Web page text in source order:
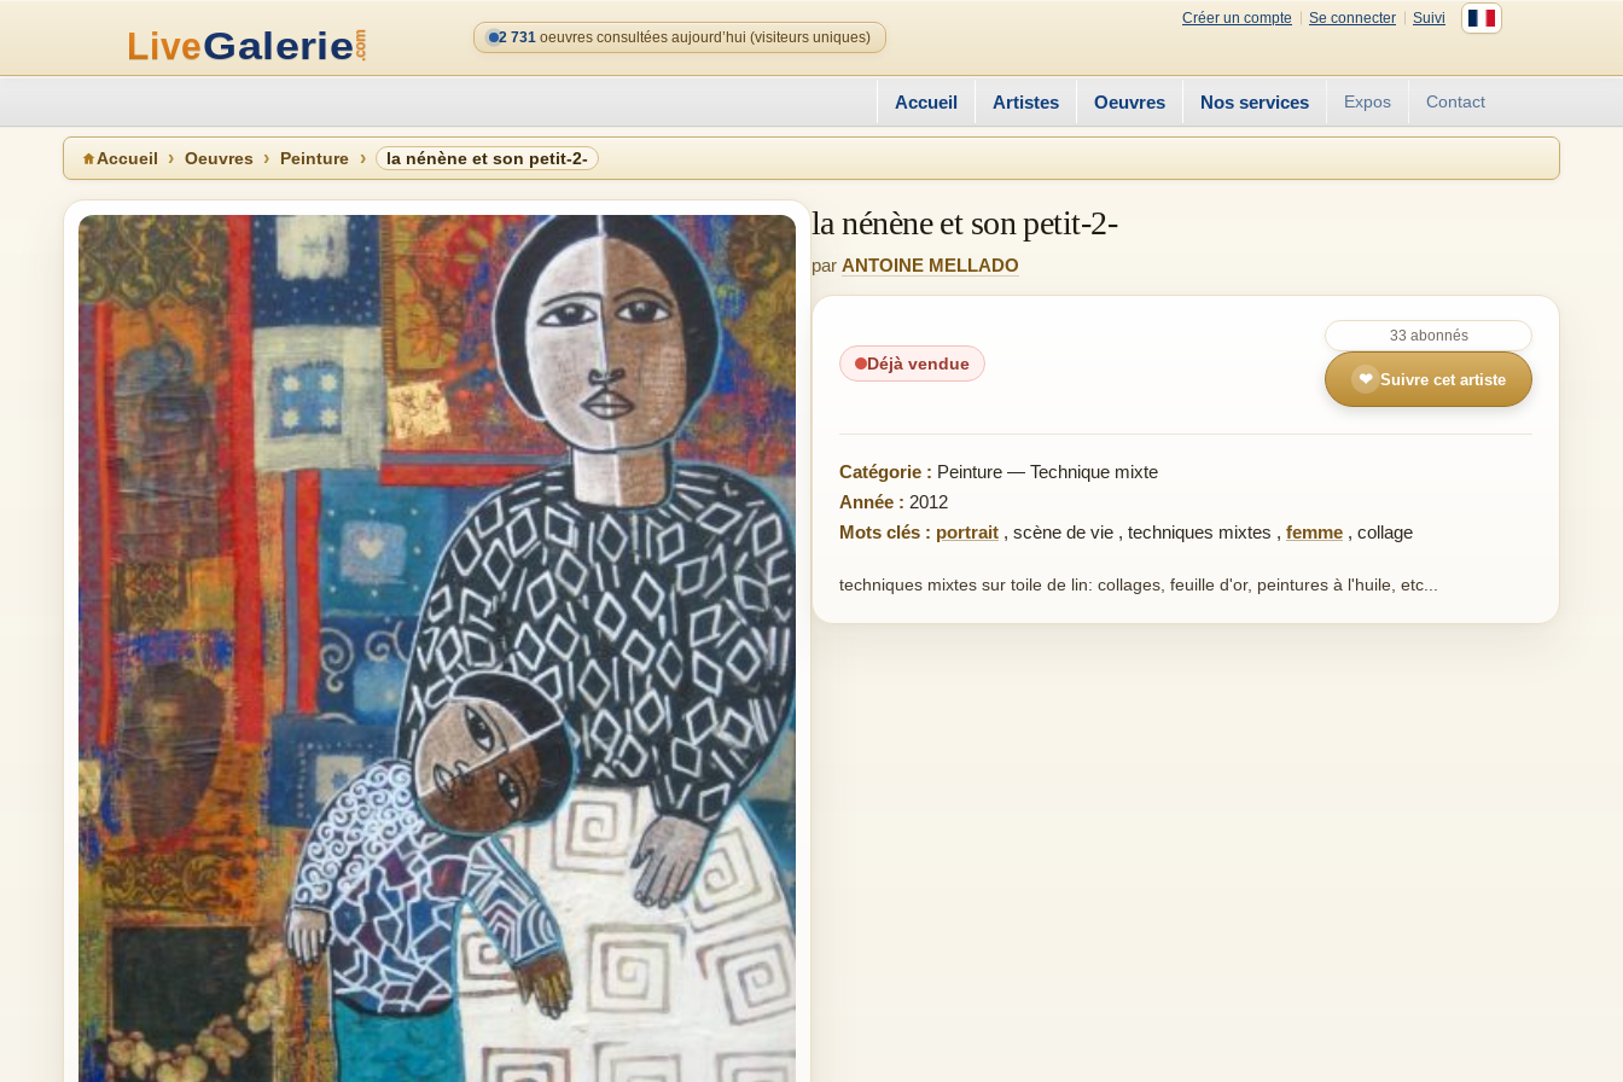
Créer un compte Se connecter
Suivi
2 731 oeuvres consultées aujourd’hui (visiteurs uniques)
Accueil Artistes Oeuvres Nos services Expos Contact
Accueil Oeuvres Peinture la nénène et son petit-2-
la nénène et son petit-2-
par ANTOINE MELLADO
Déjà vendue
33 abonnés
❤ Suivre cet artiste
Catégorie : Peinture — Technique mixte
Année : 2012
Mots clés : portrait , scène de vie , techniques mixtes , femme , collage
techniques mixtes sur toile de lin: collages, feuille d'or, peintures à l'huile, etc...